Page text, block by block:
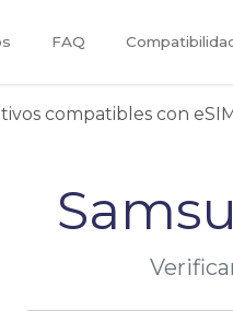
FAQ
compatibles con